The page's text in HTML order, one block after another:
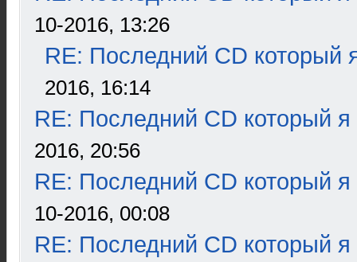
10-2016, 13:26
RE: Последний CD который
2016, 16:14
RE: Последний CD который я
2016, 20:56
RE: Последний CD который я
10-2016, 00:08
RE: Последний CD который я